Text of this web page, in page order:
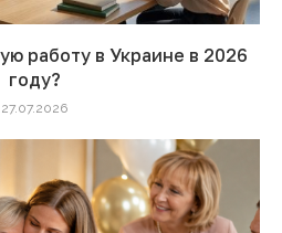
работу в Украине в 2026
году?
27.07.2026